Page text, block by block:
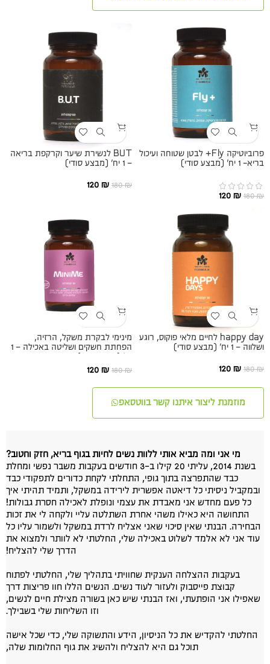
פרוביוטיקה Fly+ לבטן שטוחה ועיכול
בריא- 1 יח׳ (מבצע סודי)
180₪
120 ₪
BUT לנשירת שיער וקרקפת בריאה
– 1 יח׳ (מבצע סודי)
180₪
120 ₪
happy day לחיים מלאי פוקוס, רוגע
ושלווה – 1 יח׳ (מבצע סודי)
180₪
120 ₪
מינימי לבקרת משקל, הרזיה,
הפחתת חשקים ושליטה באכילה – 1
180₪
120 ₪
מוזמנת ליצור איתנו קשר בווטסאפ
מי אני ומה מביא אותי ללוות נשים לחיות בגוף בריא, חזק וחטוב?
בשנת 2014, עליתי 20 קילו ב-3 חודשים בעקבות משבר נפשי ומחלת
כבד שהתפרצה בתוך גופי, התחלתי לקחת כדורים לתפקודי כבד
ובמקביל ניסיתי כל דיאטה אפשרית לירידה במשקל, ותמיד תהיתי איך
כל פעם מחדש אני מאבדת את עצמי ונופלת לאכילה חסרת גבולות!
התחושה היא כאילו משהי אחרת השתלטה עליי ולקחה לי את זכות
הבחירה. הבנתי שאין סיכוי שאני אצליח לרדת במשקל ולשמור עליו כל
עוד אני לא אלמד לשלוט באכילה שלי, החלטתי לא לוותר ולמצוא את
הדרך שלי להצליח!
בעקבות ההצלחה הענקית שחוויתי בתהליך שלי, החלטתי לפתוח
קבוצת פייסבוק ולעזור לעוד נשים. הנשים הללו חוו פריצות דרך
שאפילו אני הופתעתי, ואז הבנתי שיש כאן בשורה מצילת חיים לנשים,
וזו השליחות שלי בשבילך.
החלטתי להקדיש את כל הניסיון, הידע והתשוקה שלי, כדי שכל אישה
תוכל גם היא להצליח ולהשיג את גוף החלומות שלה,